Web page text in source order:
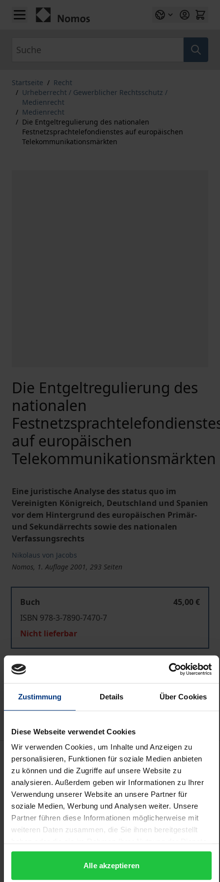
Zustimmung Details Über Cookies
Diese Webseite verwendet Cookies
Wir verwenden Cookies, um Inhalte und Anzeigen zu
personalisieren, Funktionen für soziale Medien anbieten
zu können und die Zugriffe auf unsere Website zu
analysieren. Außerdem geben wir Informationen zu Ihrer
Verwendung unserer Website an unsere Partner für
soziale Medien, Werbung und Analysen weiter. Unsere
Partner führen diese Informationen möglicherweise mit
weiteren Daten zusammen, die Sie ihnen bereitgestellt
gesammelt haben.
Alle akzeptieren
Zum Inhalt springen
Startseite / Recht
/ Urheberrecht / Gewerblicher Rechtsschutz /
Medienrecht
/ Medienrecht
/ Die Entgeltregulierung des nationalen
Festnetzsprachtelefondienstes auf europäischen
Telekommunikationsmärkten
Die Entgeltregulierung des
nationalen
auf europäischen
Telekommunikationsmärkten
Eine juristische Analyse des status quo im
Vereinigten Königreich, Deutschland und Spanien
vor dem Hintergrund des europäischen Primär-
und Sekundärrechts sowie des nationalen
Verfassungsrechts
Nikolaus von Jacobs
Nomos, 1. Auflage 2001, 293 Seiten
Buch
45,00 €
ISBN 978-3-7890-7470-7
Nicht lieferbar
Hinweise zu Versandkosten
Beschreibung
Auf der Basis europäischer Sekundärrechtsetzung
sind die untersuchten Märkte seit dem 01. Januar
1998 durch nationale Telekommunikationsgesetze
geöffnet. Dabei wurden umfangreiche
Schaffung funktionsfähigen Wettbewerbs zu
ermöglichen. Rechtlich finden sich vier Ebenen, die
auf ihre Konsistenz untersucht werden. Auf